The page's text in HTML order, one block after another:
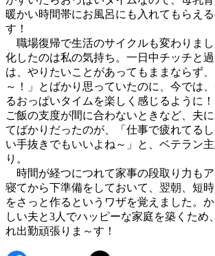
暖かい時間帯にお風呂にも入れてもらえ
す！
職場復帰で生活のサイクルも変わりま
化したのは私の気持ち。一日中チッチと
は、やりたいことがあってもままならず
～！」とばかり思っていたのに、今では
るおっぱいタイムを楽しく感じるように
ご飯の支度が間に合わないときなど、夫
てばかりだったのが、「仕事で疲れてる
い手抜きでもいいよね～」と、ベテラン
り。
時間が経つにつれて家事の段取り力も
寝てから下準備をしておいて、翌朝、短
をさっと作るというワザを覚えました。
しい夫と3人でハッピーな家庭を築くため
れ出勤頑張りま～す！